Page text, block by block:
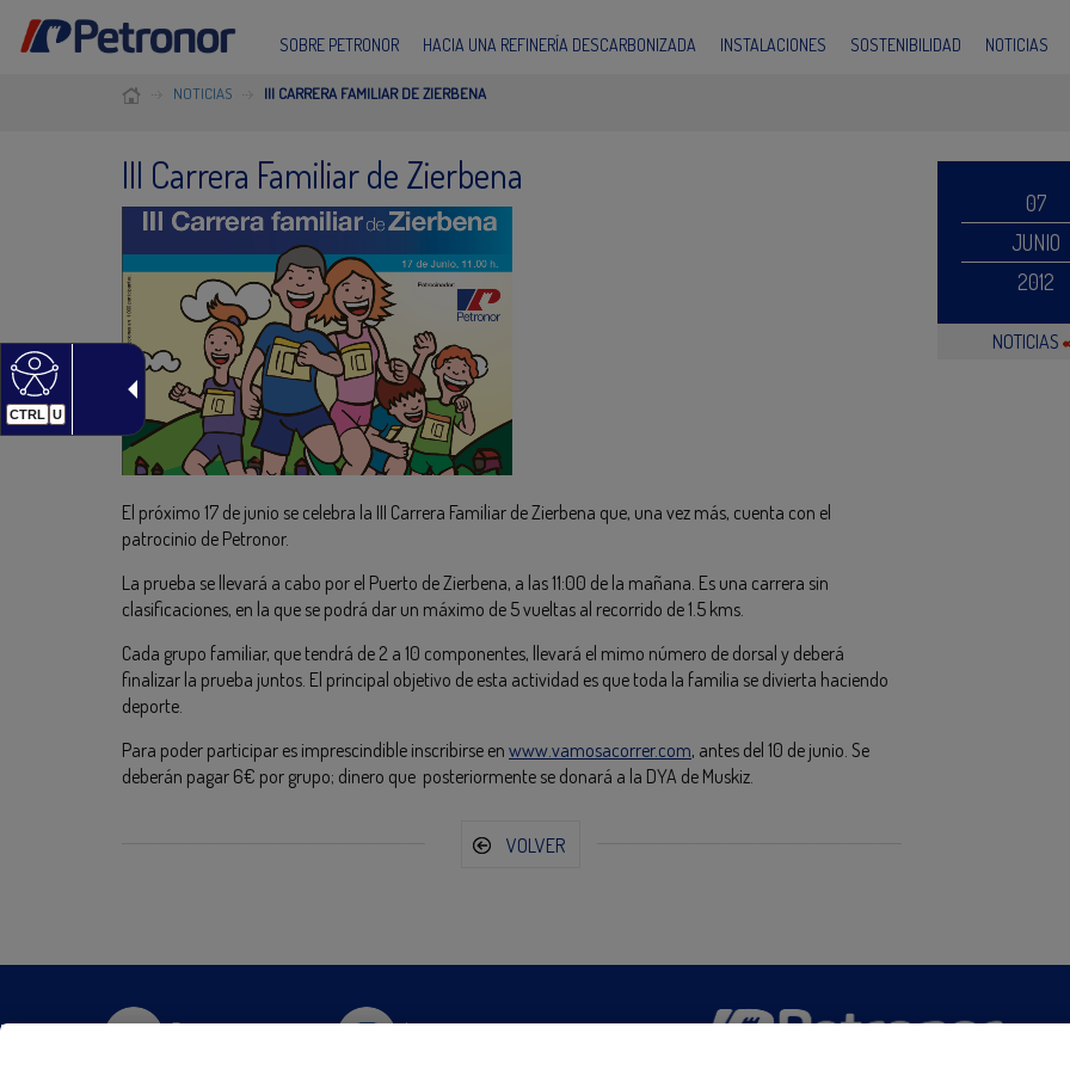
CTRL U
SOBRE PETRONOR HACIA UNA REFINERÍA DESCARBONIZADA INSTALACIONES SOSTENIBILIDAD NOTICIAS
NOTICIAS III CARRERA FAMILIAR DE ZIERBENA
III Carrera Familiar de Zierbena
El próximo 17 de junio se celebra la III Carrera Familiar de Zierbena que, una vez más, cuenta con el
patrocinio de Petronor.
La prueba se llevará a cabo por el Puerto de Zierbena, a las 11:00 de la mañana. Es una carrera sin
clasificaciones, en la que se podrá dar un máximo de 5 vueltas al recorrido de 1.5 kms.
Cada grupo familiar, que tendrá de 2 a 10 componentes, llevará el mimo número de dorsal y deberá
finalizar la prueba juntos. El principal objetivo de esta actividad es que toda la familia se divierta haciendo
deporte.
Para poder participar es imprescindible inscribirse en www.vamosacorrer.com, antes del 10 de junio. Se
deberán pagar 6€ por grupo; dinero que posteriormente se donará a la DYA de Muskiz.
VOLVER
07
JUNIO
2012
NOTICIAS
Twitter Instagram